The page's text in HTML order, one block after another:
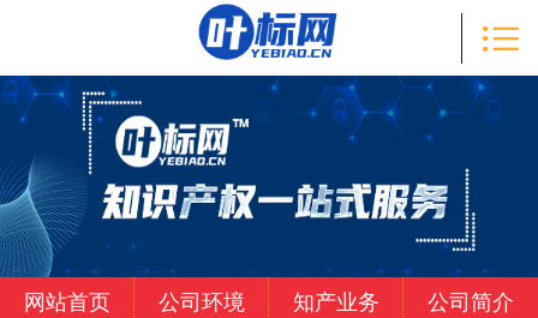
知产业务
新闻资讯
服务项目

网站首页 公司环境 知产业务 公司简介